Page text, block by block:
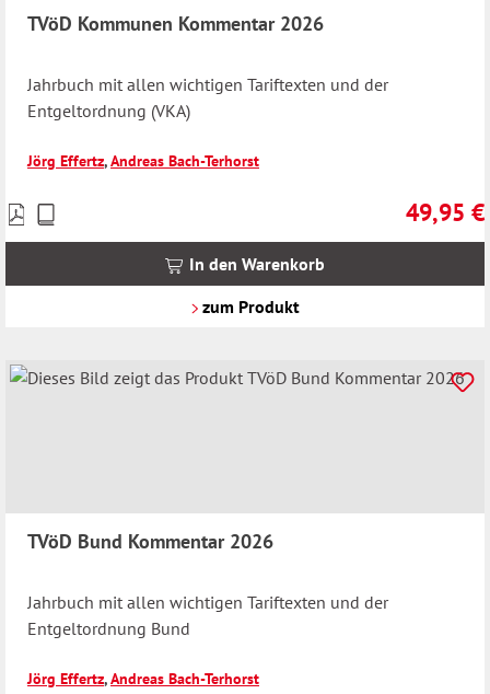
TVöD Kommunen Kommentar 2026
Jahrbuch mit allen wichtigen Tariftexten und der
Entgeltordnung (VKA)
Jörg Effertz,Andreas Bach-Terhorst
49,95 €
Preise
inkl.
In den Warenkorb
zum Produkt
TVöD Bund Kommentar 2026
Jahrbuch mit allen wichtigen Tariftexten und der
Entgeltordnung Bund
Jörg Effertz,Andreas Bach-Terhorst